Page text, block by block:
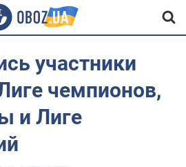
участники
чемпионов,
и Лиге